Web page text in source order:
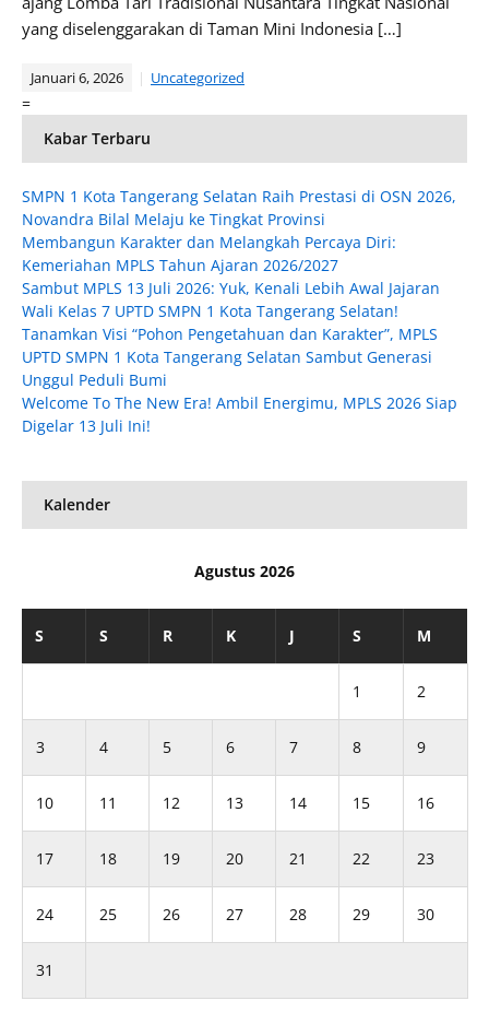
yang diselenggarakan di Taman Mini Indonesia […]
Januari 6, 2026 Uncategorized
=
Kabar Terbaru
SMPN 1 Kota Tangerang Selatan Raih Prestasi di OSN 2026,
Novandra Bilal Melaju ke Tingkat Provinsi
Membangun Karakter dan Melangkah Percaya Diri:
Kemeriahan MPLS Tahun Ajaran 2026/2027
Sambut MPLS 13 Juli 2026: Yuk, Kenali Lebih Awal Jajaran
Wali Kelas 7 UPTD SMPN 1 Kota Tangerang Selatan!
Tanamkan Visi “Pohon Pengetahuan dan Karakter”, MPLS
UPTD SMPN 1 Kota Tangerang Selatan Sambut Generasi
Unggul Peduli Bumi
Welcome To The New Era! Ambil Energimu, MPLS 2026 Siap
Digelar 13 Juli Ini!
Kalender
Agustus 2026
S S R K J S M
1 2
3 4 5 6 7 8 9
10 11 12 13 14 15 16
17 18 19 20 21 22 23
24 25 26 27 28 29 30
31